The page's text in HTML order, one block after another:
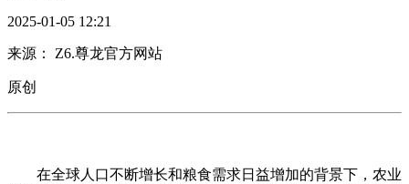
2025-01-05 12:21
来源： Z6.尊龙官方网站
原创
在全球人口不断增长和粮食需求日益增加的背景下，农业